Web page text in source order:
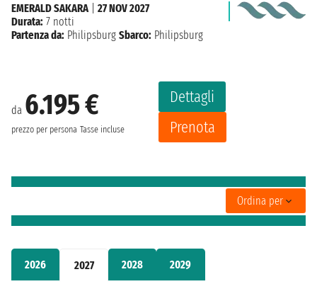
2026 2027 2028 2029
da 6.195 €
prezzo per persona Tasse incluse
Dettagli
Prenota
EMERALD SAKARA| 27 NOV 2027
Durata: 7 notti
Partenza da: Philipsburg Sbarco: Philipsburg
Ordina per